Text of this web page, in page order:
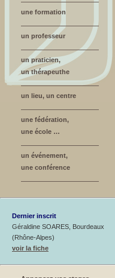
une formation
un professeur
un praticien,
un thérapeuthe
un lieu, un centre
une fédération,
une école …
un événement,
une conférence
Dernier inscrit
Géraldine SOARES, Bourdeaux
(Rhône-Alpes)
voir la fiche